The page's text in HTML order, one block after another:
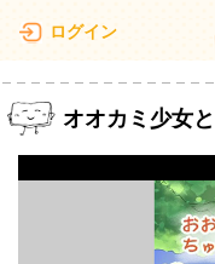
ログイン
オオカミ少女